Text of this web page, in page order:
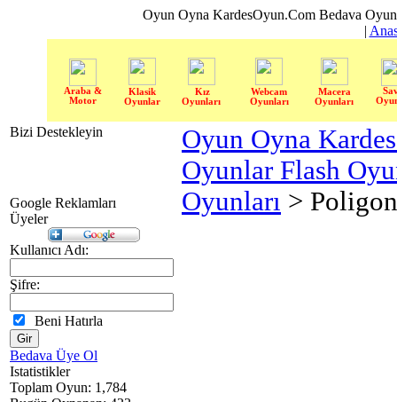
Oyun Oyna KardesOyun.Com Bedava
|
Araba &
Motor
Klasik
Oyunlar
Kız
Oyunları
Webcam
Oyunları
Macera
Oyunları
Bizi Destekleyin
Google Reklamları
Üyeler
Kullanıcı Adı:
Şifre:
Beni Hatırla
Bedava Üye Ol
Istatistikler
Toplam Oyun: 1,784
Oyun Oyna
Oyunlar Flash
Oyunları >